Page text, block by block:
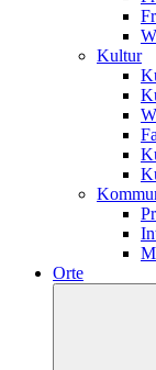
Kultur
Orte